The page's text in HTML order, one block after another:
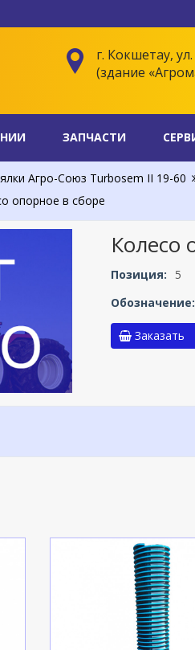
г. Кокшетау,
(здание
ЗАПЧАСТИ
Агро-Союз Turbosem II 19-60
опорное в сборе
Колесо
Позиция:
5
Обозначение:
Заказать